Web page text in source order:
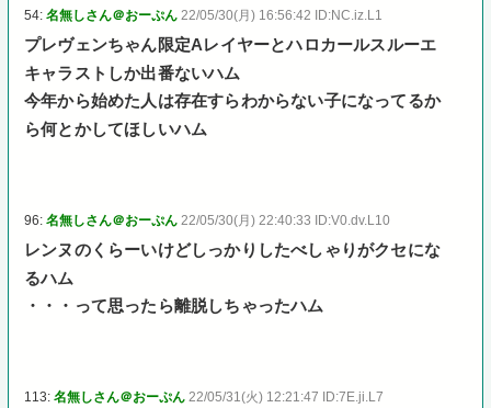
54:名無しさん＠おーぷん 22/05/30(月) 16:56:42 ID:NC.iz.L1
プレヴェンちゃん限定Aレイヤーとハロカールスルーエ
キャラストしか出番ないハム
今年から始めた人は存在すらわからない子になってるか
ら何とかしてほしいハム
96:名無しさん＠おーぷん 22/05/30(月) 22:40:33 ID:V0.dv.L10
レンヌのくらーいけどしっかりしたべしゃりがクセにな
るハム
・・・って思ったら離脱しちゃったハム
113:名無しさん＠おーぷん 22/05/31(火) 12:21:47 ID:7E.ji.L7